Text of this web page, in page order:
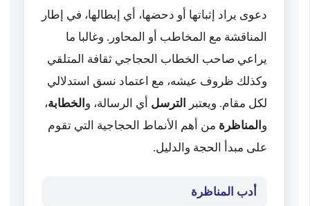
دعوى يراد إثباتها أو دحضها، أي إبطالها، في إطار
المناقشة مع المخاطب أو المحاور. وغالبا ما
يراعي صاحب الخطاب الحجاجي ثقافة المتلقي
وكذلك ظروف عيشه، مع اعتماد نسق استدلالي
لكل مقام. ويعتبر
الترسل أي الرسالة، و الخطابة،
و المناظرة من أهم الأنماط الحجاجية التي تقوم
على مبدأ الحجة والدليل.
أدب المناظرة